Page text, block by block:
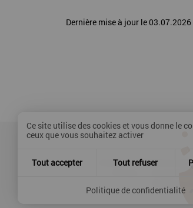
Dernière mise à jour le 03.07.2026
Contact Mentions
Ce site utilise des cookies et vous donne le
ceux que vous souhaitez activer
Tout accepter Tout refuser
Politique de confidentialité